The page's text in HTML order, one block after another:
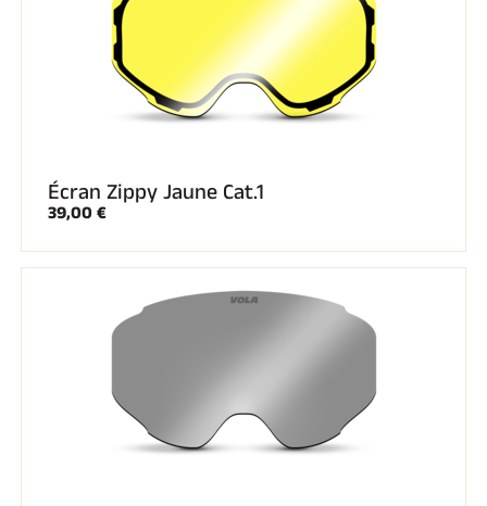
SKI TOUT TERRAIN
SKI DE FOND
Écran Zippy Jaune Cat.1
39,00 €